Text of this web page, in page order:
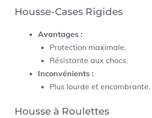
Housse-Cases Rigides
Avantages :
Protection maximale.
Résistante aux chocs.
Inconvénients :
Plus lourde et encombrante.
Housse à Roulettes